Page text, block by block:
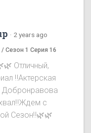
· 2 years ago
Сезон 1 Серия 16
Отличный,
‼️Актерская
Добронравова
с
Сезон‼️🌿🌿